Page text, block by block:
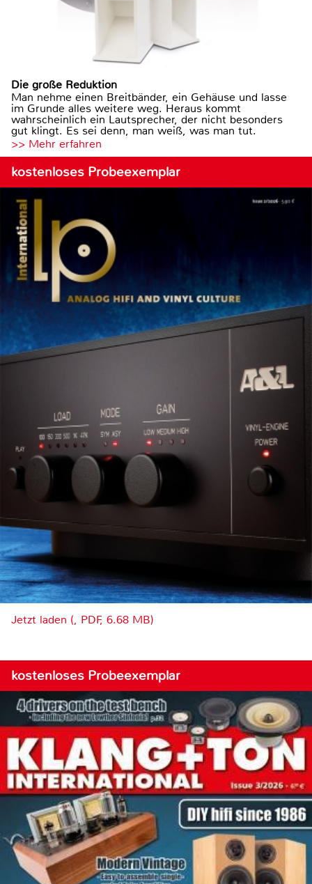
Die große Reduktion
Man nehme einen Breitbänder, ein Gehäuse und lasse
im Grunde alles weitere weg. Heraus kommt
wahrscheinlich ein Lautsprecher, der nicht besonders
gut klingt. Es sei denn, man weiß, was man tut.
>> Mehr erfahren
kostenloses Probeexemplar
Jetzt laden (, PDF, 6.68 MB)
kostenloses Probeexemplar